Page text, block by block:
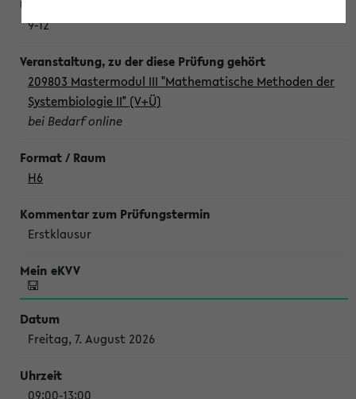
9-12
209803 Mastermodul III "Mathematische Methoden der
Systembiologie II" (V+Ü)
bei Bedarf online
H6
Erstklausur
Freitag, 7. August 2026
09:00-13:00